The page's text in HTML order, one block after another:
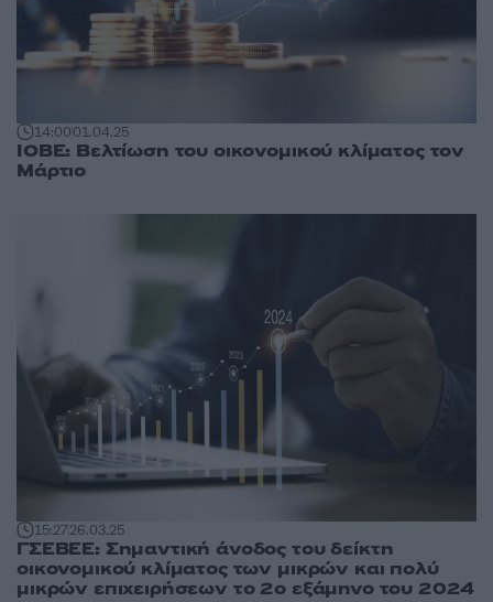
14:0001.04.25
ΙΟΒΕ: Βελτίωση του οικονομικού κλίματος τον
Μάρτιο
15:2726.03.25
ΓΣΕΒΕΕ: Σημαντική άνοδος του δείκτη
οικονομικού κλίματος των μικρών και πολύ
μικρών επιχειρήσεων το 2ο εξάμηνο του 2024